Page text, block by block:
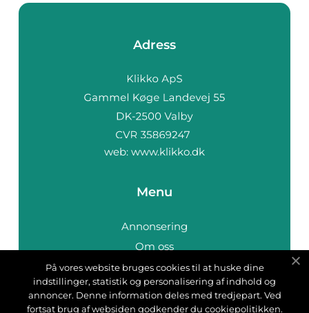
Adress
web: www.klikko.dk
Menu
Annonsering
Om oss
Cookies
Kontakta oss
Sitemap
På vores website bruges cookies til at huske dine
indstillinger, statistik og personalisering af indhold og
annoncer. Denne information deles med tredjepart. Ved
fortsat brug af websiden godkender du cookiepolitikken.